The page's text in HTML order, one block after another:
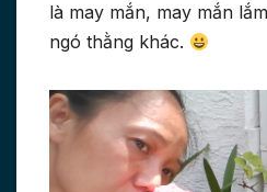
là may mắn, may mắn
ngó thằng khác.